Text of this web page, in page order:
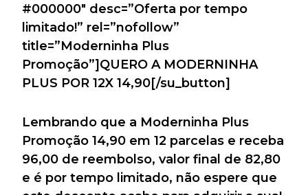
#000000″ desc=”Oferta por tempo
limitado!” rel=”nofollow”
title=”Moderninha Plus
Promoção”]QUERO A MODERNINHA
PLUS POR 12X 14,90[/su_button]
Lembrando que a Moderninha Plus
Promoção 14,90 em 12 parcelas e receba
96,00 de reembolso, valor final de 82,80
e é por tempo limitado, não espere que